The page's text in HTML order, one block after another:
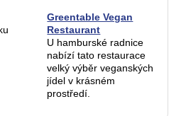
Greentable Vegan
Restaurant
U hamburské radnice
nabízí tato restaurace
velký výběr veganských
jídel v krásném
prostředí.